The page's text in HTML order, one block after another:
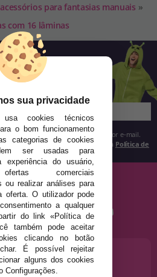
para fantasias manuais »
com 16 lâminas
tudo antes de
novidades e tendências por e-mail.
momento, conforme estipulado na Política de
DE AJUDA?
793 695
sua privacidade
cookies técnicos
o bom funcionamento
categorias de cookies
ser usadas para
experiência do usuário,
comerciais
ou realizar análises para
oferta. O utilizador pode
a qualquer
do link «Política de
também pode aceitar
clicando no botão
É possível rejeitar
alguns dos cookies
Configurações.